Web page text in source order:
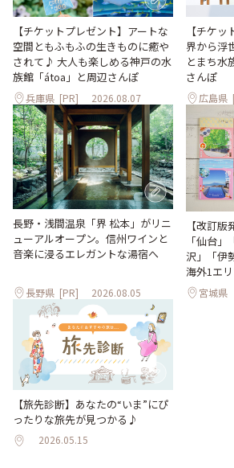
【チケットプレゼント】アートな
空間ともふもふの生きものに癒や
されて♪ 大人も楽しめる神戸の水
族館「átoa」と周辺さんぽ
兵庫県 [PR] 2026.08.07
【チケ
界から浮
とまち水
さんぽ
広島県
長野・浅間温泉「界 松本」がリニ
ューアルオープン。信州ワインと
音楽に浸るエレガントな湯宿へ
長野県 [PR] 2026.08.05
【改訂
「仙台
沢」「伊
海外1エ
宮城県
【旅先診断】あなたの“いま”にぴ
ったりな旅先が見つかる♪
2026.05.15